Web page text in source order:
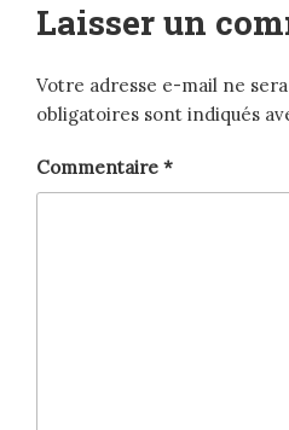
Laisser un
Votre adresse e-mail ne
obligatoires sont indiqués
Commentaire *